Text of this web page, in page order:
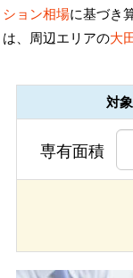
ション相場に基づき
は、周辺エリアの大
対
専有面積